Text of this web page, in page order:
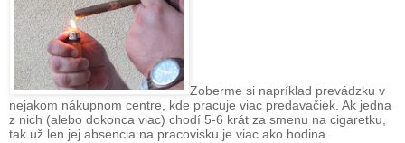
Zoberme si napríklad prevádzku v
nejakom nákupnom centre, kde pracuje viac predavačiek. Ak jedna
z nich (alebo dokonca viac) chodí 5-6 krát za smenu na cigaretku,
tak už len jej absencia na pracovisku je viac ako hodina.